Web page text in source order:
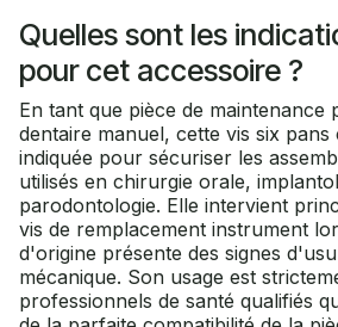
Quelles sont les
pour cet accessoire ?
En tant que pièce de maintenance
dentaire manuel, cette vis six
indiquée pour sécuriser les
utilisés en chirurgie orale,
parodontologie. Elle intervient
vis de remplacement instrument
d'origine présente des signes
mécanique. Son usage est
professionnels de santé qualifiés